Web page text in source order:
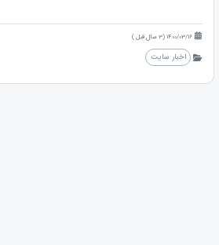
1400/03/16 (3 سال قبل )
اخبار سایت